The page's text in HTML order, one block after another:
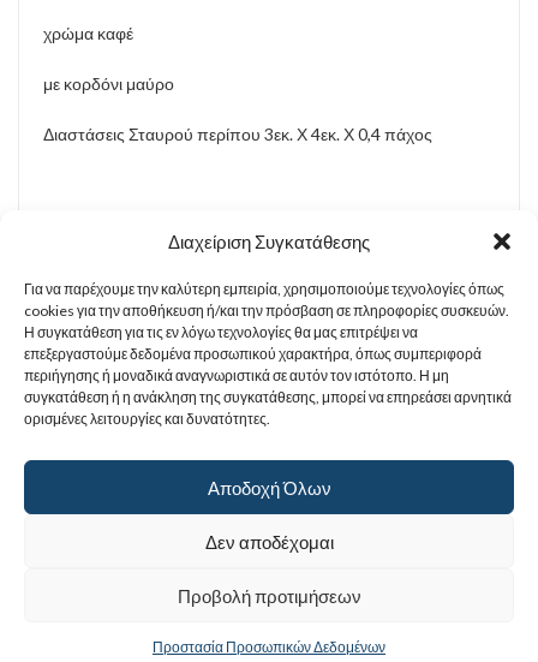
Διαχείριση Συγκατάθεσης
Για να παρέχουμε την καλύτερη εμπειρία, χρησιμοποιούμε τεχνολογίες όπως
cookies για την αποθήκευση ή/και την πρόσβαση σε πληροφορίες συσκευών.
Η συγκατάθεση για τις εν λόγω τεχνολογίες θα μας επιτρέψει να
επεξεργαστούμε δεδομένα προσωπικού χαρακτήρα, όπως συμπεριφορά
περιήγησης ή μοναδικά αναγνωριστικά σε αυτόν τον ιστότοπο. Η μη
συγκατάθεση ή η ανάκληση της συγκατάθεσης, μπορεί να επηρεάσει αρνητικά
ορισμένες λειτουργίες και δυνατότητες.
Αποδοχή Όλων
Δεν αποδέχομαι
Προβολή προτιμήσεων
Προστασία Προσωπικών Δεδομένων
χρώμα καφέ
με κορδόνι μαύρο
Διαστάσεις Σταυρού περίπου 3εκ. Χ 4εκ. Χ 0,4 πάχος
Σχετικά προϊόντα
Σταυρός Ξύλινος χαρακτός με τον Εσταυρωμένο